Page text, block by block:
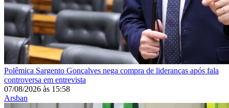
Polêmica Sargento Gonçalves nega compra de lideranças após fala
controversa em entrevista
07/08/2026 às 15:58
Arsban